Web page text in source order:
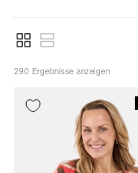
290 Ergebnisse anzeigen